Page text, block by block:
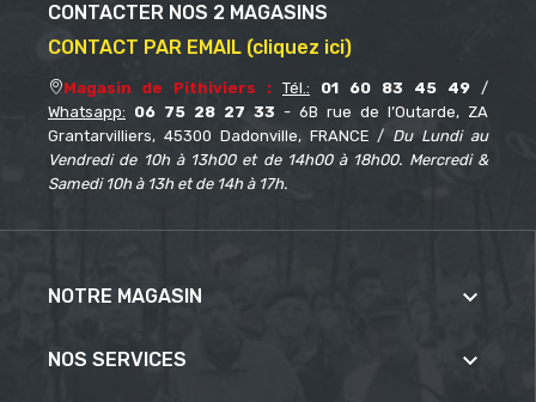
CONTACTER NOS 2 MAGASINS
CONTACT PAR EMAIL (cliquez ici)
Magasin de Pithiviers : Tél.: 01 60 83 45 49 /
Whatsapp: 06 75 28 27 33 - 6B rue de l’Outarde, ZA
Grantarvilliers, 45300 Dadonville, FRANCE / Du Lundi au
Vendredi de 10h à 13h00 et de 14h00 à 18h00. Mercredi &
Samedi 10h à 13h et de 14h à 17h.
NOTRE MAGASIN 
NOS SERVICES 